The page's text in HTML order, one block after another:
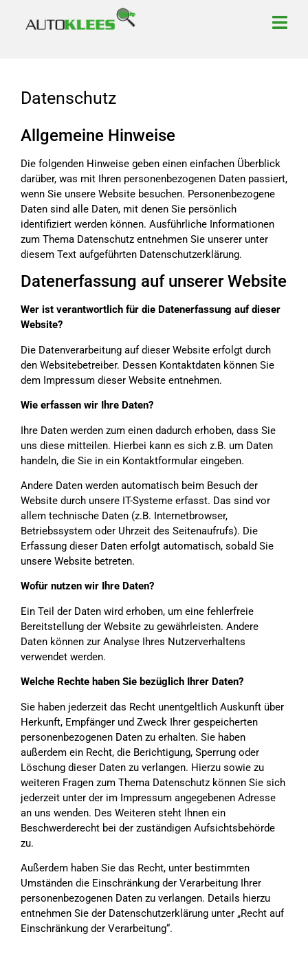
Datenschutz
Allgemeine Hinweise
Die folgenden Hinweise geben einen einfachen Überblick
darüber, was mit Ihren personenbezogenen Daten passiert,
wenn Sie unsere Website besuchen. Personenbezogene
Daten sind alle Daten, mit denen Sie persönlich
identifiziert werden können. Ausführliche Informationen
zum Thema Datenschutz entnehmen Sie unserer unter
diesem Text aufgeführten Datenschutzerklärung.
Datenerfassung auf unserer Website
Wer ist verantwortlich für die Datenerfassung auf dieser
Website?
Die Datenverarbeitung auf dieser Website erfolgt durch
den Websitebetreiber. Dessen Kontaktdaten können Sie
dem Impressum dieser Website entnehmen.
Wie erfassen wir Ihre Daten?
Ihre Daten werden zum einen dadurch erhoben, dass Sie
uns diese mitteilen. Hierbei kann es sich z.B. um Daten
handeln, die Sie in ein Kontaktformular eingeben.
Andere Daten werden automatisch beim Besuch der
Website durch unsere IT-Systeme erfasst. Das sind vor
allem technische Daten (z.B. Internetbrowser,
Betriebssystem oder Uhrzeit des Seitenaufrufs). Die
Erfassung dieser Daten erfolgt automatisch, sobald Sie
unsere Website betreten.
Wofür nutzen wir Ihre Daten?
Ein Teil der Daten wird erhoben, um eine fehlerfreie
Bereitstellung der Website zu gewährleisten. Andere
Daten können zur Analyse Ihres Nutzerverhaltens
verwendet werden.
Welche Rechte haben Sie bezüglich Ihrer Daten?
Sie haben jederzeit das Recht unentgeltlich Auskunft über
Herkunft, Empfänger und Zweck Ihrer gespeicherten
personenbezogenen Daten zu erhalten. Sie haben
außerdem ein Recht, die Berichtigung, Sperrung oder
Löschung dieser Daten zu verlangen. Hierzu sowie zu
weiteren Fragen zum Thema Datenschutz können Sie sich
jederzeit unter der im Impressum angegebenen Adresse
an uns wenden. Des Weiteren steht Ihnen ein
Beschwerderecht bei der zuständigen Aufsichtsbehörde
zu.
Außerdem haben Sie das Recht, unter bestimmten
Umständen die Einschränkung der Verarbeitung Ihrer
personenbezogenen Daten zu verlangen. Details hierzu
entnehmen Sie der Datenschutzerklärung unter „Recht auf
Einschränkung der Verarbeitung“.